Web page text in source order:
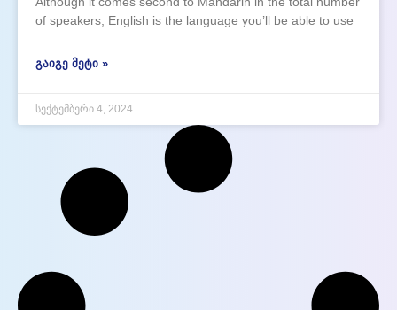
of speakers, English is the language you’ll be able to use
other language. That means
ᲒᲐᲘᲒᲔ ᲛᲔᲢᲘ »
სექტემბერი 4, 2024